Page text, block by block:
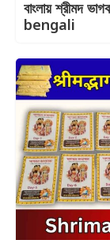
বাংলায় শ্রীমদ
bengali